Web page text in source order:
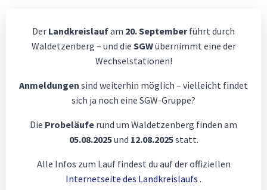
springen
Der Landkreislaufam 20. Septemberführt durch
Waldetzenberg – und die SGWübernimmt eine der
Wechselstationen!
Anmeldungen sind weiterhin möglich – vielleicht findet
sich ja noch eine SGW-Gruppe?
Die Probeläufe rund um Waldetzenberg finden am
05.08.2025und 12.08.2025statt.
Alle Infos zum Lauf findest du auf der offiziellen
Internetseite des Landkreislaufs .